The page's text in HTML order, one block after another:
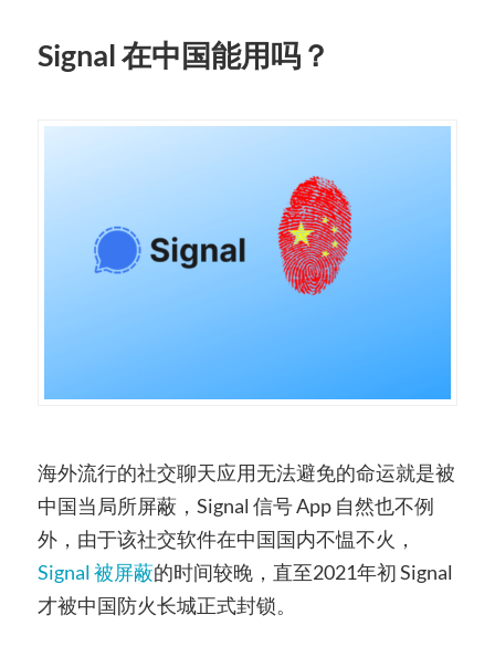
Signal 在中国能用吗？
海外流行的社交聊天应用无法避免的命运就是被
中国当局所屏蔽，Signal 信号 App 自然也不例
外，由于该社交软件在中国国内不愠不火，
Signal 被屏蔽的时间较晚，直至2021年初 Signal
才被中国防火长城正式封锁。